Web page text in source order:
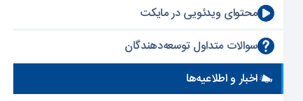
محتوای ویدئویی در مایکت
سوالات متداول توسعه‌دهندگان
اخبار و اطلاعیه‌ها